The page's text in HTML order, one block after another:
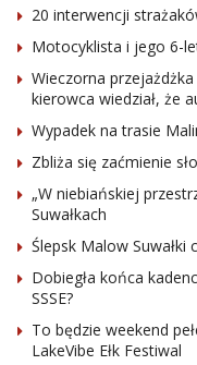
20 interwencji
Motocyklista i jego 6-
Wieczorna
kierowca wiedział, że
Wypadek na trasie
Zbliża się zaćmienie
„W niebiańskiej
Suwałkach
Ślepsk Malow Suwałki
Dobiegła końca
SSSE?
To będzie weekend
LakeVibe Ełk Festiwal